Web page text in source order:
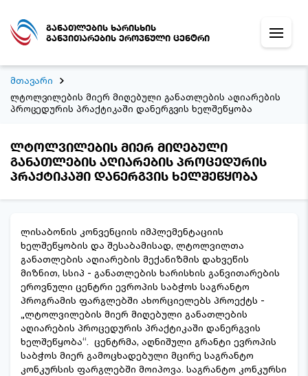
განათლების ხარისხის
განვითარების ეროვნული ცენტრი
მთავარი
ლტოლვილების მიერ მიღებული განათლების აღიარების
პროცედურის პრაქტიკაში დანერგვის ხელშეწყობა
ლტოლვილების მიერ მიღებული
განათლების აღიარების პროცედურის
პრაქტიკაში დანერგვის ხელშეწყობა
ლისაბონის კონვენციის იმპლემენტაციის
ხელშეწყობის და შესაბამისად, ლტოლვილთა
განათლების აღიარების მექანიზმის დახვეწის
მიზნით, სსიპ - განათლების ხარისხის განვითარების
ეროვნული ცენტრი ევროპის საბჭოს საგრანტო
პროგრამის ფარგლებში ახორციელებს პროექტს -
„ლტოლვილების მიერ მიღებული განათლების
აღიარების პროცედურის პრაქტიკაში დანერგვის
ხელშეწყობა“. ცენტრმა, აღნიშული გრანტი ევროპის
საბჭოს მიერ გამოცხადებული მცირე საგრანტო
კონკურსის ფარგლებში მოიპოვა. საგრანტო კონკურსი